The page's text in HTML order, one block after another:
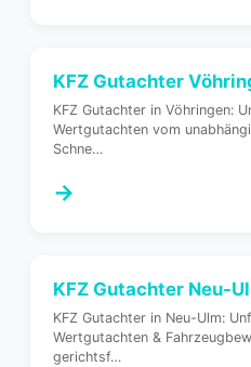
KFZ Gutachter
KFZ Gutachter in Vöhringen:
Wertgutachten vom
Schne…
→
KFZ Gutachter Neu-
KFZ Gutachter in Neu-Ulm:
Wertgutachten &
gerichtsf…